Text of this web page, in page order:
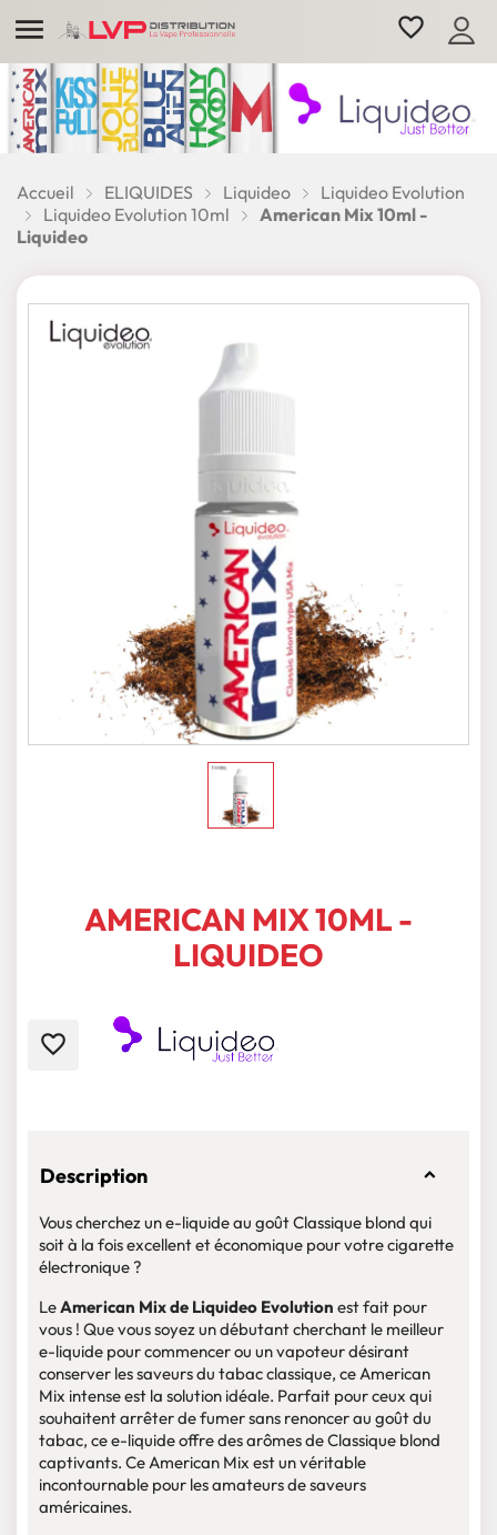
 favorite_border
Accueil ELIQUIDES Liquideo
Liquideo Evolution
Liquideo Evolution 10ml
American Mix 10ml -
Liquideo
AMERICAN MIX 10ML -
LIQUIDEO
favorite_border
Description
Vous cherchez un e-liquide au goût Classique blond qui
soit à la fois excellent et économique pour votre cigarette
électronique ?
LeAmerican Mix de Liquideo Evolution est fait pour
vous ! Que vous soyez un débutant cherchant le meilleur
e-liquide pour commencer ou un vapoteur désirant
conserver les saveurs du tabac classique, ce American
Mix intense est la solution idéale. Parfait pour ceux qui
souhaitent arrêter de fumer sans renoncer au goût du
tabac, ce e-liquide offre des arômes de Classique blond
captivants. Ce American Mix est un véritable
incontournable pour les amateurs de saveurs
américaines.